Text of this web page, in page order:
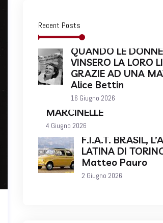
Recent Posts
QUANDO LE DONNE
VINSERO LA LORO
GRAZIE AD UNA
Alice Bettin
16 Giugno 2026
MARCINELLE
4 Giugno 2026
F.I.A.T. BRASIL,
LATINA DI
Matteo Pauro
2 Giugno 2026